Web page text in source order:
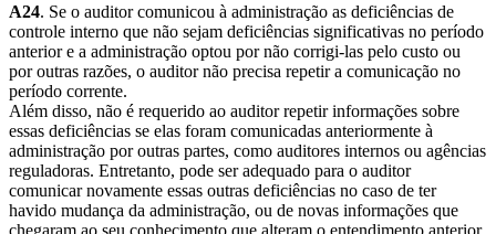
A24. Se o auditor comunicou à administração as deficiências de
controle interno que não sejam deficiências significativas no período
anterior e a administração optou por não corrigi-las pelo custo ou
por outras razões, o auditor não precisa repetir a comunicação no
período corrente.
Além disso, não é requerido ao auditor repetir informações sobre
essas deficiências se elas foram comunicadas anteriormente à
administração por outras partes, como auditores internos ou agências
reguladoras. Entretanto, pode ser adequado para o auditor
comunicar novamente essas outras deficiências no caso de ter
havido mudança da administração, ou de novas informações que
chegaram ao seu conhecimento que alteram o entendimento anterior